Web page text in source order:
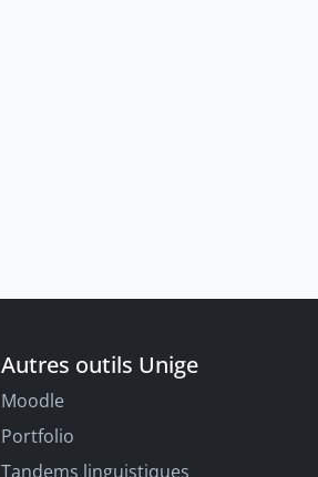
Autres outils Unige
Moodle
Portfolio
Tandems linguistiques